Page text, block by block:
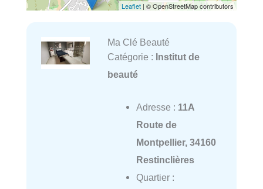
Leaflet | © OpenStreetMap contributors
Ma Clé Beauté
Catégorie : Institut de
beauté
Adresse : 11A
Route de
Montpellier, 34160
Restinclières
Quartier :